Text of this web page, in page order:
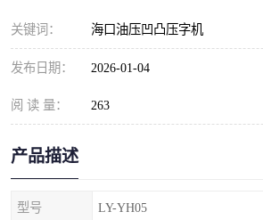
关键词： 海口油压凹凸压字机
发布日期： 2026-01-04
阅 读 量： 263
产品描述
型号 LY-YH05